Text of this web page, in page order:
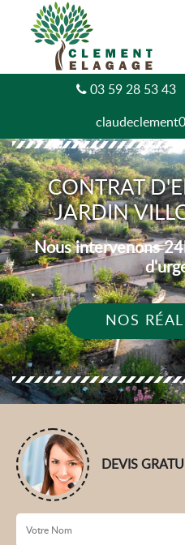
03 59 28 53 43
CONTRAT
JARDIN
Nous intervenons
NOS
DEVIS